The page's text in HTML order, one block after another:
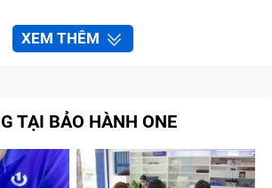
XEM THÊM
TẠI BẢO HÀNH ONE